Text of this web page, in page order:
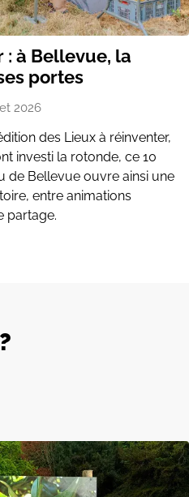
à Bellevue, la
portes
2026
des Lieux à réinventer,
investi la rotonde, ce 10
de Bellevue ouvre ainsi une
entre animations
partage.